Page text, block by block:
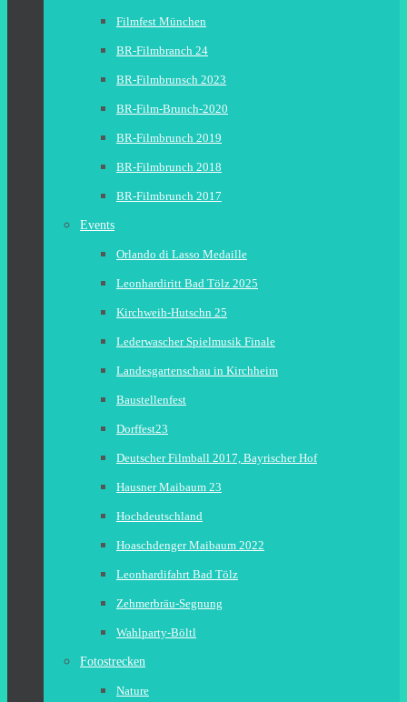
Filmfest München
BR-Filmbranch 24
BR-Filmbrunsch 2023
BR-Film-Brunch-2020
BR-Filmbrunch 2019
BR-Filmbrunch 2018
BR-Filmbrunch 2017
Events
Orlando di Lasso Medaille
Leonhardiritt Bad Tölz 2025
Kirchweih-Hutschn 25
Lederwascher Spielmusik Finale
Landesgartenschau in Kirchheim
Baustellenfest
Dorffest23
Deutscher Filmball 2017, Bayrischer Hof
Hausner Maibaum 23
Hochdeutschland
Hoaschdenger Maibaum 2022
Leonhardifahrt Bad Tölz
Zehmerbräu-Segnung
Wahlparty-Böltl
Fotostrecken
Nature